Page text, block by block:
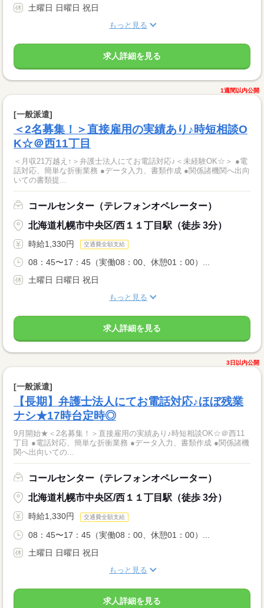
土曜日 日曜日 祝日
もっと見る
求人詳細を見る
1週間以内公開
[一般派遣]
＜2名募集！＞直接雇用の実績あり♪時短相談O
K☆＠西11丁目
＜月収21万越え↑＞弁護士法人にてお電話対応♪＜未経験OK☆＞ ●電
話対応、簡単な折衝業務 ●データ入力、書類作成 ●関係諸機関へ出向
いての書類提...
コールセンター（テレフォンオペレーター）
北海道札幌市中央区/西１１丁目駅（徒歩 3分）
時給1,330円 交通費全額支給
08：45〜17：45（実働08：00、休憩01：00）...
土曜日 日曜日 祝日
もっと見る
求人詳細を見る
3日以内公開
[一般派遣]
【長期】弁護士法人にてお電話対応♪ほぼ残業
ナシ★17時台定時◎
9月開始★＜2名募集！＞直接雇用の実績あり♪時短相談OK☆＠西11
丁目 ●電話対応、簡単な折衝業務 ●データ入力、書類作成 ●関係諸機
関へ出向いての...
コールセンター（テレフォンオペレーター）
北海道札幌市中央区/西１１丁目駅（徒歩 3分）
時給1,330円 交通費全額支給
08：45〜17：45（実働08：00、休憩01：00）...
土曜日 日曜日 祝日
もっと見る
求人詳細を見る